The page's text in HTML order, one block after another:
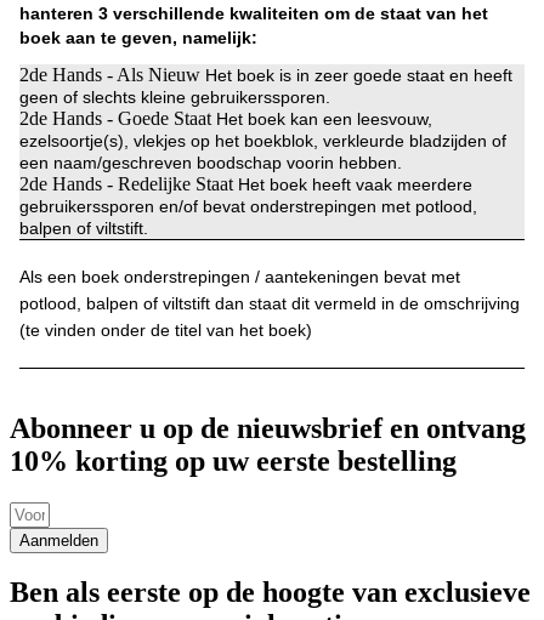
hanteren 3 verschillende kwaliteiten om de staat van het
boek aan te geven, namelijk:
2de Hands - Als Nieuw Het boek is in zeer goede staat en heeft
geen of slechts kleine gebruikerssporen.
2de Hands - Goede Staat Het boek kan een leesvouw,
ezelsoortje(s), vlekjes op het boekblok, verkleurde bladzijden of
een naam/geschreven boodschap voorin hebben.
2de Hands - Redelijke Staat Het boek heeft vaak meerdere
gebruikerssporen en/of bevat onderstrepingen met potlood,
balpen of viltstift.
Als een boek onderstrepingen / aantekeningen bevat met
potlood, balpen of viltstift dan staat dit vermeld in de omschrijving
(te vinden onder de titel van het boek)
Abonneer u op de nieuwsbrief en ontvang
10% korting op uw eerste bestelling
Aanmelden
Ben als eerste op de hoogte van exclusieve